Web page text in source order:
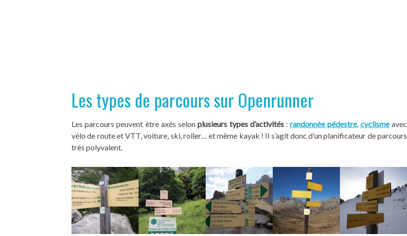
Les types de parcours sur Openrunner
Les parcours peuvent être axés selonplusieurs types d’activités:randonnée pédestre, cyclismeavec
vélo de route et VTT, voiture, ski, roller… et même kayak ! Il s’agit donc d’un planificateur de parcours
très polyvalent.